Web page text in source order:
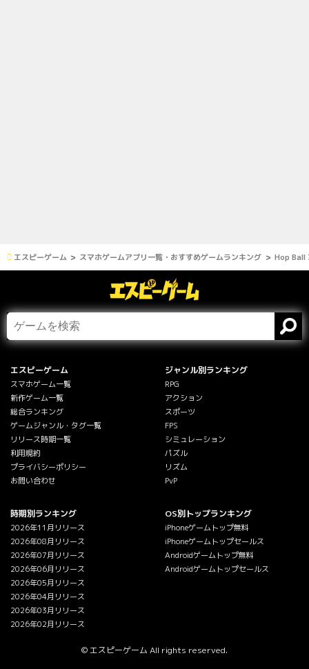
エスピーゲーム スマホゲームアプリ一覧・おすすめゲームランキング Hop Ball
エスピーゲーム
スマホゲーム一覧
新作ゲーム一覧
総合ランキング
ゲームジャンル・タグ一覧
リリース時期一覧
利用規約
プライバシーポリシー
お問い合わせ
ジャンル別ランキング
RPG
アクション
スポーツ
FPS
シミュレーション
パズル
リズム
PvP
時期別ランキング
2026年11月リリース
2026年08月リリース
2026年07月リリース
2026年06月リリース
2026年05月リリース
2026年04月リリース
2026年03月リリース
2026年02月リリース
OS別トップランキング
iPhoneゲームトップ無料
iPhoneゲームトップセールス
Androidゲームトップ無料
Androidゲームトップセールス
© エスピーゲーム All rights reserved.